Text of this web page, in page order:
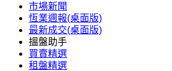
市場新聞
恆業週報(桌面版)
最新成交(桌面版)
搵盤助手
買賣精選
租盤精選